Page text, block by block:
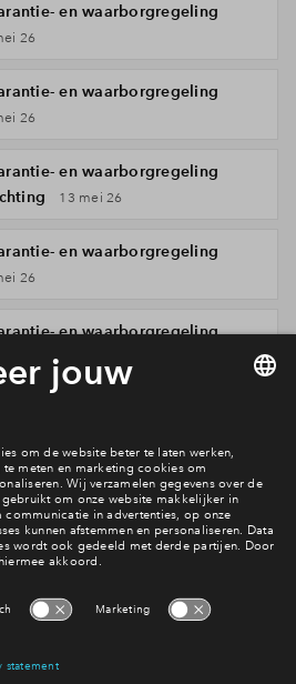
en waarborgregeling
26
en waarborgregeling
26
en waarborgregeling
13 mei 26
en waarborgregeling
26
en waarborgregeling
en waarborgregeling